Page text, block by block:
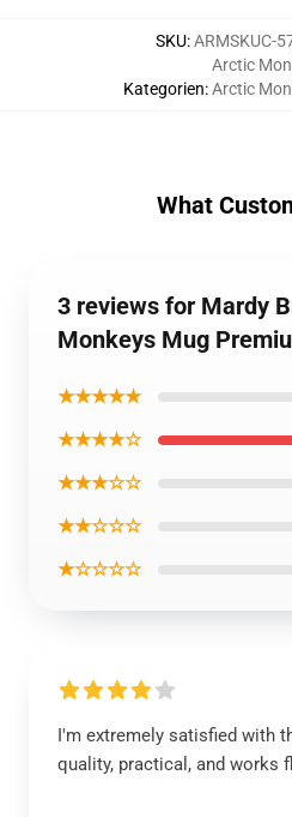
SKU:ARMSKUC-
Kategorien:
Arctic
Arctic
What
3 reviews for Mardy
Monkeys Mug
★★★★★
★★★★☆
★★★☆☆
★★☆☆☆
★☆☆☆☆
I'm extremely satisfied with
quality, practical, and works